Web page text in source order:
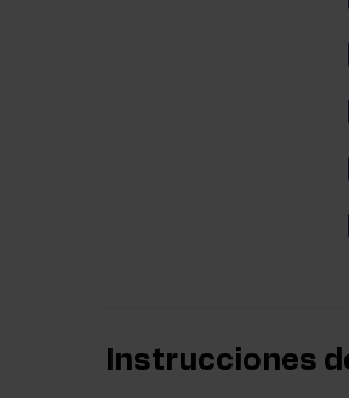
Instrucciones